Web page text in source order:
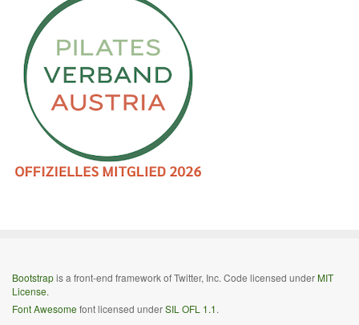
Bootstrapis a front-end framework of Twitter, Inc. Code licensed underMIT
License.
Font Awesome font licensed underSIL OFL 1.1.